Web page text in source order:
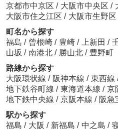
京都市中京区 / 大阪市中央区 /
大阪市住之江区 / 大阪市生野区
町名から探す
福島 / 曾根崎 / 豊崎 / 上新田 /
山坂 / 南港北 / 勝山北 / 豊野町
路線から探す
大阪環状線 / 阪神本線 / 東西線
地下鉄谷町線 / 東海道本線 / 京
地下鉄中央線 / 京阪本線 / 阪急
駅から探す
福島 / 大阪 / 新福島 / 中之島 /